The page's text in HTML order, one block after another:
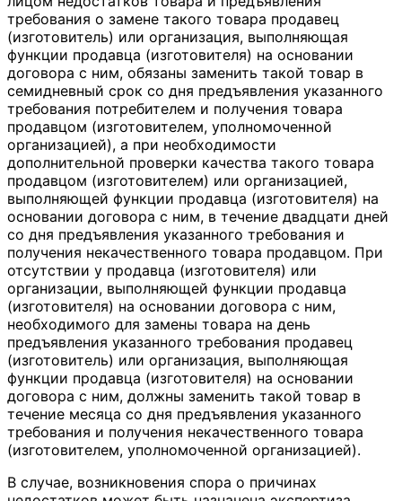
требования о замене такого товара продавец
(изготовитель) или организация, выполняющая
функции продавца (изготовителя) на основании
договора с ним, обязаны заменить такой товар в
семидневный срок со дня предъявления указанного
требования потребителем и получения товара
продавцом (изготовителем, уполномоченной
организацией), а при необходимости
дополнительной проверки качества такого товара
продавцом (изготовителем) или организацией,
выполняющей функции продавца (изготовителя) на
основании договора с ним, в течение двадцати дней
со дня предъявления указанного требования и
получения некачественного товара продавцом. При
отсутствии у продавца (изготовителя) или
организации, выполняющей функции продавца
(изготовителя) на основании договора с ним,
необходимого для замены товара на день
предъявления указанного требования продавец
(изготовитель) или организация, выполняющая
функции продавца (изготовителя) на основании
договора с ним, должны заменить такой товар в
течение месяца со дня предъявления указанного
требования и получения некачественного товара
(изготовителем, уполномоченной организацией).
В случае, возникновения спора о причинах